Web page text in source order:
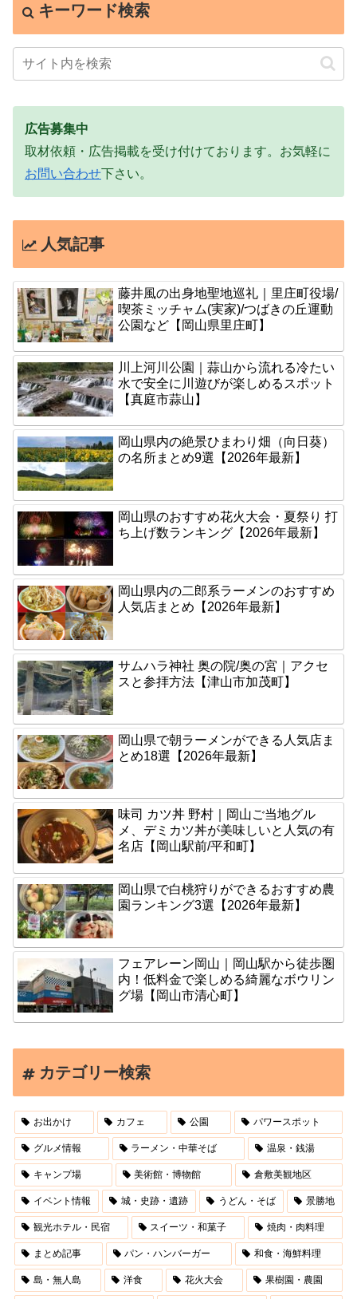
キーワード検索
広告募集中
取材依頼・広告掲載を受け付けております。お気軽に
お問い合わせ下さい。
人気記事
藤井風の出身地聖地巡礼｜里庄町役場/
喫茶ミッチャム(実家)/つばきの丘運動
公園など【岡山県里庄町】
川上河川公園｜蒜山から流れる冷たい
水で安全に川遊びが楽しめるスポット
【真庭市蒜山】
岡山県内の絶景ひまわり畑（向日葵）
の名所まとめ9選【2026年最新】
岡山県のおすすめ花火大会・夏祭り 打
ち上げ数ランキング【2026年最新】
岡山県内の二郎系ラーメンのおすすめ
人気店まとめ【2026年最新】
サムハラ神社 奥の院/奥の宮｜アクセ
スと参拝方法【津山市加茂町】
岡山県で朝ラーメンができる人気店ま
とめ18選【2026年最新】
味司 カツ丼 野村｜岡山ご当地グル
メ、デミカツ丼が美味しいと人気の有
名店【岡山駅前/平和町】
岡山県で白桃狩りができるおすすめ農
園ランキング3選【2026年最新】
フェアレーン岡山｜岡山駅から徒歩圏
内！低料金で楽しめる綺麗なボウリン
グ場【岡山市清心町】
カテゴリー検索
お出かけ カフェ 公園 パワースポット
グルメ情報 ラーメン・中華そば 温泉・銭湯
キャンプ場 美術館・博物館 倉敷美観地区
イベント情報 城・史跡・遺跡 うどん・そば 景勝地
観光ホテル・民宿 スイーツ・和菓子 焼肉・肉料理
まとめ記事 パン・ハンバーガー 和食・海鮮料理
島・無人島 洋食 花火大会 果樹園・農園